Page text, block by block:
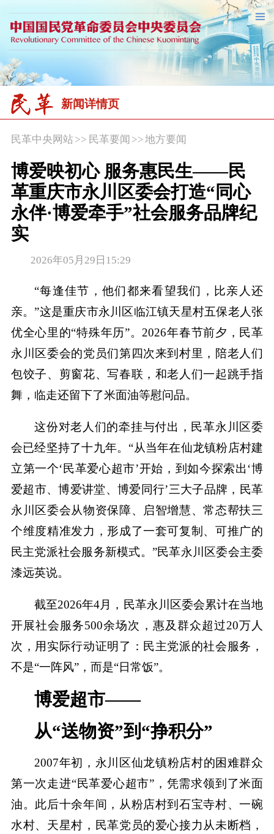
新闻详情页
民革中央网站>> 民革要闻 >>地方要闻
博爱映初心 服务惠民生——民
革重庆市永川区委会打造“同心
永伴·博爱牵手”社会服务品牌纪
实
2026年05月29日15:29
“每逢佳节，他们都来看望我们，比亲人还
亲。”这是重庆市永川区临江镇天星村五保老人张
优全心里的“特殊年历”。2026年春节前夕，民革
永川区委会的党员们第四次来到村里，陪老人们
包饺子、剪窗花、写春联，和老人们一起跳手指
舞，临走还留下了米面油等慰问品。
这份对老人们的牵挂与付出，民革永川区委
会已经坚持了十九年。“从当年在仙龙镇粉店村建
立第一个‘民革爱心超市’开始，到如今探索出‘博
爱超市、博爱讲堂、博爱同行’三大子品牌，民革
永川区委会从物资保障、启智增慧、常态帮扶三
个维度精准发力，形成了一套可复制、可推广的
民主党派社会服务新模式。”民革永川区委会主委
漆远英说。
截至2026年4月，民革永川区委会累计在当地
开展社会服务500余场次，惠及群众超过20万人
次，用实际行动证明了：民主党派的社会服务，
不是“一阵风”，而是“日常饭”。
博爱超市——
从“送物资”到“挣积分”
2007年初，永川区仙龙镇粉店村的困难群众
第一次走进“民革爱心超市”，凭需求领到了米面
油。此后十余年间，从粉店村到石宝寺村、一碗
水村、天星村，民革党员的爱心接力从未断档，